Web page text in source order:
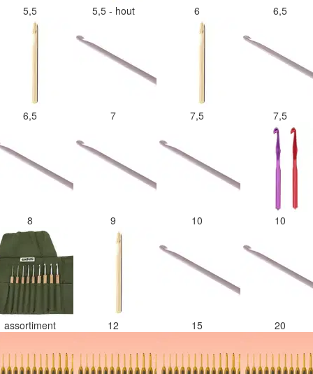
5,5 5,5 - hout 6 6,5
6,5 7 7,5 7,5
8 9 10 10
assortiment 12 15 20